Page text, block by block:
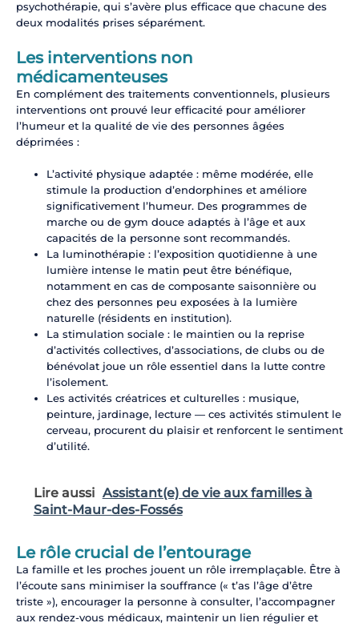
psychothérapie, qui s’avère plus efficace que chacune des
deux modalités prises séparément.
Les interventions non
médicamenteuses
En complément des traitements conventionnels, plusieurs
interventions ont prouvé leur efficacité pour améliorer
l’humeur et la qualité de vie des personnes âgées
déprimées :
L’activité physique adaptée : même modérée, elle
stimule la production d’endorphines et améliore
significativement l’humeur. Des programmes de
marche ou de gym douce adaptés à l’âge et aux
capacités de la personne sont recommandés.
La luminothérapie : l’exposition quotidienne à une
lumière intense le matin peut être bénéfique,
notamment en cas de composante saisonnière ou
chez des personnes peu exposées à la lumière
naturelle (résidents en institution).
La stimulation sociale : le maintien ou la reprise
d’activités collectives, d’associations, de clubs ou de
bénévolat joue un rôle essentiel dans la lutte contre
l’isolement.
Les activités créatrices et culturelles : musique,
peinture, jardinage, lecture — ces activités stimulent le
cerveau, procurent du plaisir et renforcent le sentiment
d’utilité.
Lire aussi Assistant(e) de vie aux familles à
Saint-Maur-des-Fossés
Le rôle crucial de l’entourage
La famille et les proches jouent un rôle irremplaçable. Être à
l’écoute sans minimiser la souffrance (« t’as l’âge d’être
triste »), encourager la personne à consulter, l’accompagner
aux rendez-vous médicaux, maintenir un lien régulier et